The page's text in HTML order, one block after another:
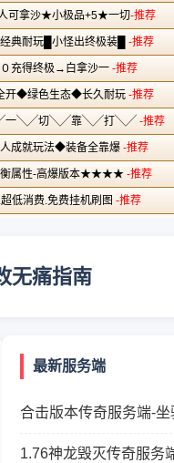
无痛指南
最新服务端
合击版本传奇服务端-坐
1.76神龙毁灭传奇服务